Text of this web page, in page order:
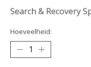
Search & Recovery
Hoeveelheid: